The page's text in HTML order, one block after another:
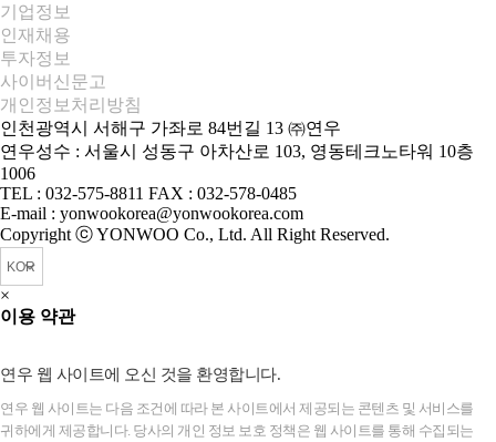
기업정보
인재채용
투자정보
사이버신문고
개인정보처리방침
인천광역시 서해구 가좌로 84번길 13 ㈜연우
연우성수 : 서울시 성동구 아차산로 103, 영동테크노타워 10층
1006
TEL : 032-575-8811 FAX : 032-578-0485
E-mail : yonwookorea@yonwookorea.com
Copyright ⓒ YONWOO Co., Ltd. All Right Reserved.
×
이용 약관
연우 웹 사이트에 오신 것을 환영합니다.
연우 웹 사이트는 다음 조건에 따라 본 사이트에서 제공되는 콘텐츠 및 서비스를
귀하에게 제공합니다. 당사의 개인 정보 보호 정책은 웹 사이트를 통해 수집되는